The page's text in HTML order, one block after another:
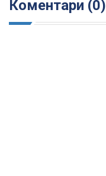
Коментари (0)